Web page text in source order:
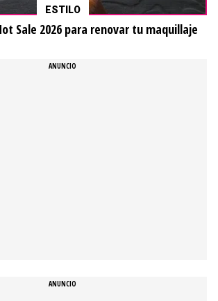
ESTILO
Sale 2026 para renovar tu maquillaje